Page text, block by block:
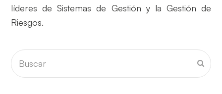
líderes de Sistemas de Gestión y la Gestión de
Riesgos.
Buscar